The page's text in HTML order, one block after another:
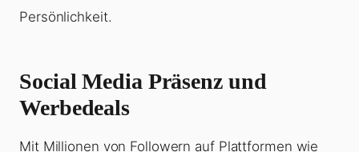
Persönlichkeit.
Social Media Präsenz und
Werbedeals
Mit Millionen von Followern auf Plattformen wie